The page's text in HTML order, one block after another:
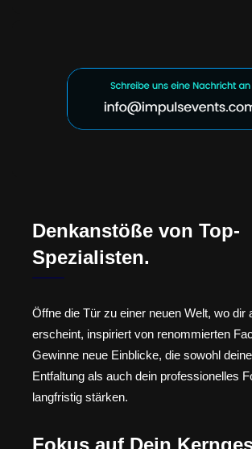
Denkanstöße von Top-
Spezialisten.
Öffne die Tür zu einer neuen Welt, wo dir
erscheint, inspiriert von renommierten
Gewinne neue Einblicke, die sowohl
Entfaltung als auch dein professionelles
langfristig stärken.
Fokus auf Dein